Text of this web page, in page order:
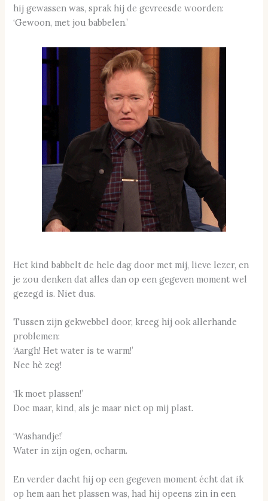
hij gewassen was, sprak hij de gevreesde woorden:
‘Gewoon, met jou babbelen.’
Het kind babbelt de hele dag door met mij, lieve lezer, en
je zou denken dat alles dan op een gegeven moment wel
gezegd is. Niet dus.
Tussen zijn gekwebbel door, kreeg hij ook allerhande
problemen:
‘Aargh! Het water is te warm!’
Nee hè zeg!
‘Ik moet plassen!’
Doe maar, kind, als je maar niet op mij plast.
‘Washandje!’
Water in zijn ogen, ocharm.
En verder dacht hij op een gegeven moment écht dat ik
op hem aan het plassen was, had hij opeens zin in een